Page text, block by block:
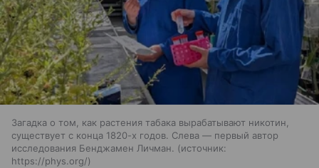
Загадка о том, как растения табака вырабатывают никотин,
существует с конца 1820-х годов. Слева — первый автор
исследования Бенджамен Личман.
источник:
https://phys.org/